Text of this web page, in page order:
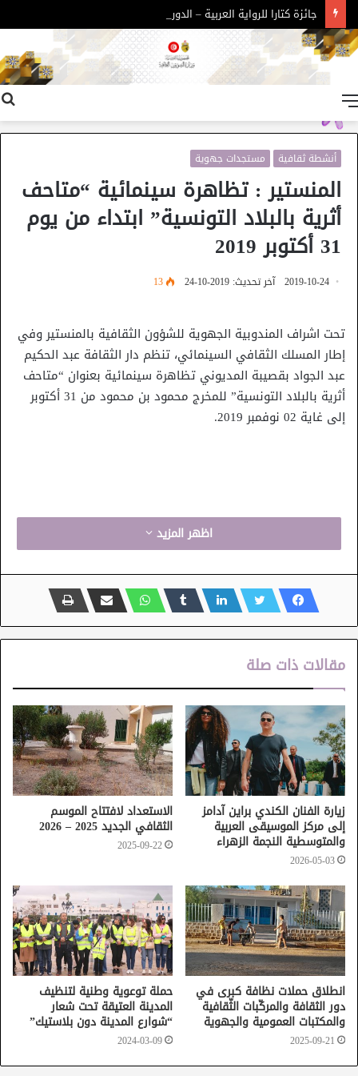
جائزة كتارا للرواية العربية – الدورة 11
أنشطة ثقافية مستجدات جهوية
المنستير : تظاهرة سينمائية “متاحف
أثرية بالبلاد التونسية” ابتداء من يوم
31 أكتوبر 2019
2019-10-24 آخر تحديث: 2019-10-24 13
تحت اشراف المندوبية الجهوية للشؤون الثقافية بالمنستير وفي
إطار المسلك الثقافي السينمائي، تنظم دار الثقافة عبد الحكيم
عبد الجواد بقصيبة المديوني تظاهرة سينمائية بعنوان “متاحف
أثرية بالبلاد التونسية” للمخرج محمود بن محمود من 31 أكتوبر
إلى غاية 02 نوفمبر 2019.
اظهر المزيد
مقالات ذات صلة
زيارة الفنان الكندي براين آدامز
إلى مركز الموسيقى العربية
والمتوسطية النجمة الزهراء
2026-05-03
الاستعداد لافتتاح الموسم
الثقافي الجديد 2025 – 2026
2025-09-22
انطلاق حملات نظافة كبرى في
دور الثقافة والمركّبات الثّقافية
والمكتبات العمومية والجهوية
2025-09-21
حملة توعوية وطنية لتنظيف
المدينة العتيقة تحت شعار
“شوارع المدينة دون بلاستيك”
2024-03-09